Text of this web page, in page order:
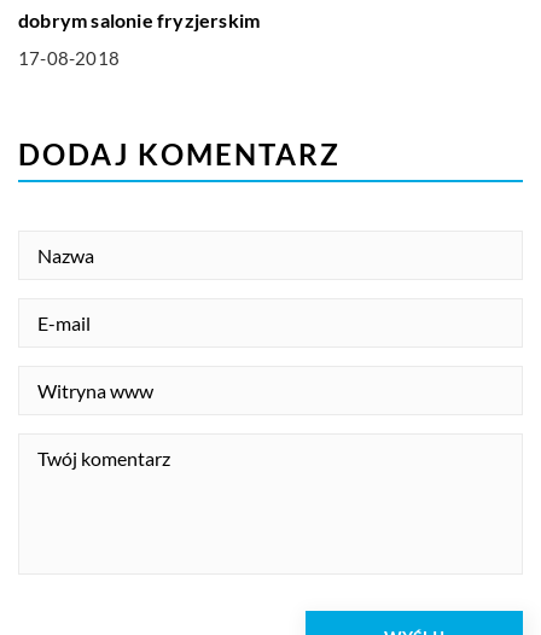
dobrym salonie fryzjerskim
17-08-2018
DODAJ KOMENTARZ